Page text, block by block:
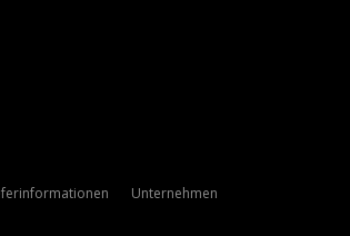
Unternehmen